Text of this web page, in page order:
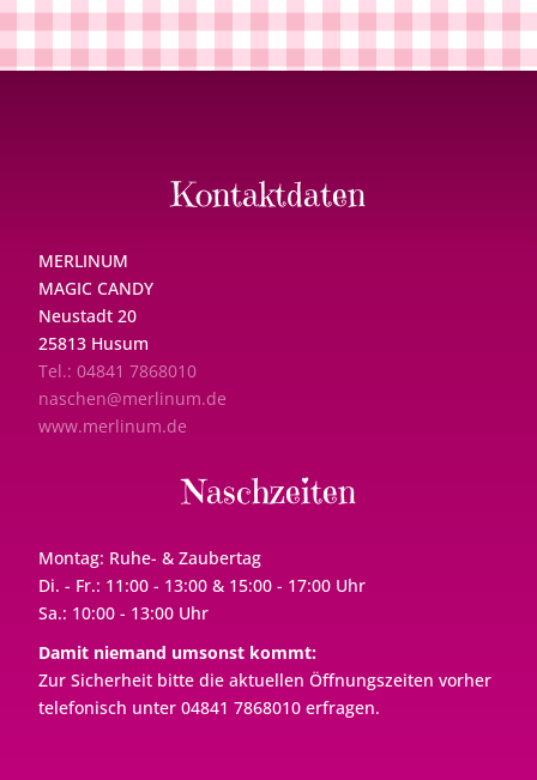
Kontaktdaten
MERLINUM
MAGIC CANDY
Neustadt 20
25813 Husum
Tel.: 04841 7868010
naschen@merlinum.de
www.merlinum.de
Naschzeiten
Montag: Ruhe- & Zaubertag
Di. - Fr.: 11:00 - 13:00 & 15:00 - 17:00 Uhr
Sa.: 10:00 - 13:00 Uhr
Damit niemand umsonst kommt:
Zur Sicherheit bitte die aktuellen Öffnungszeiten vorher
telefonisch unter 04841 7868010 erfragen.